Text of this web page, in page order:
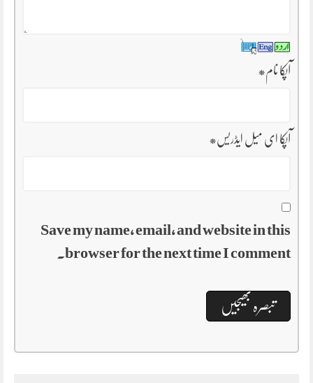
آپکا نام*
آپکا ای میل ایڈریس*
Save my name, email, and website in this
browser for the next time I comment.